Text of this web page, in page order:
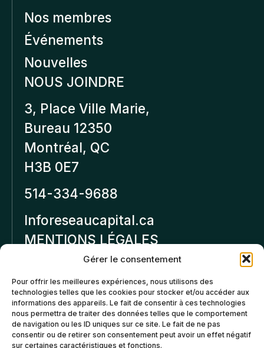
Gérer le consentement
Pour offrir les meilleures expériences, nous utilisons des
technologies telles que les cookies pour stocker et/ou accéder aux
informations des appareils. Le fait de consentir à ces technologies
nous permettra de traiter des données telles que le comportement
de navigation ou les ID uniques sur ce site. Le fait de ne pas
consentir ou de retirer son consentement peut avoir un effet négatif
sur certaines caractéristiques et fonctions.
Nos membres
Événements
Nouvelles
NOUS JOINDRE
3, Place Ville Marie,
Bureau 12350
Montréal, QC
H3B 0E7
514-334-9688
Inforeseaucapital.ca
MENTIONS LÉGALES
Politique de
confidentialité
Politiques d’annulation et
de remboursement